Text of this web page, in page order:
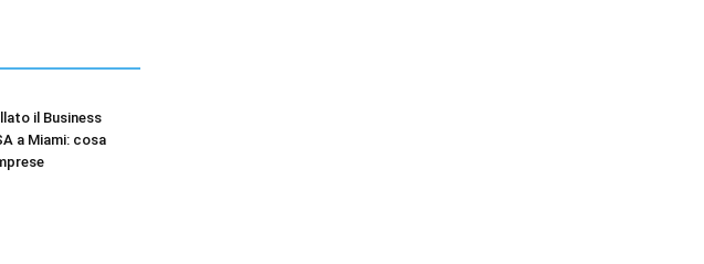
il Business
a Miami: cosa